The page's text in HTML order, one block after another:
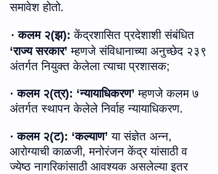
समावेश होतो.
· कलम २(झ):केंद्रशासित प्रदेशाशी संबंधित
‘राज्य सरकार’ म्हणजे संविधानाच्या अनुच्छेद २३९
अंतर्गत नियुक्त केलेला त्याचा प्रशासक;
· कलम २(त्र): ‘न्यायाधिकरण’ म्हणजे कलम ७
अंतर्गत स्थापन केलेले निर्वाह न्यायाधिकरण.
· कलम २(ट): ‘कल्याण’ या संज्ञेत अन्न,
आरोग्याची काळजी,मनोरंजन केंद्र यांसाठी व
ज्येष्ठ नागरिकांसाठी आवश्यक असलेल्या इतर